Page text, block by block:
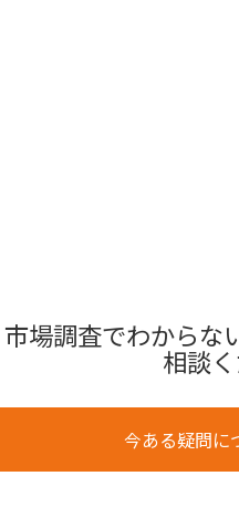
市場調査でわからな
相談く
今ある疑問に